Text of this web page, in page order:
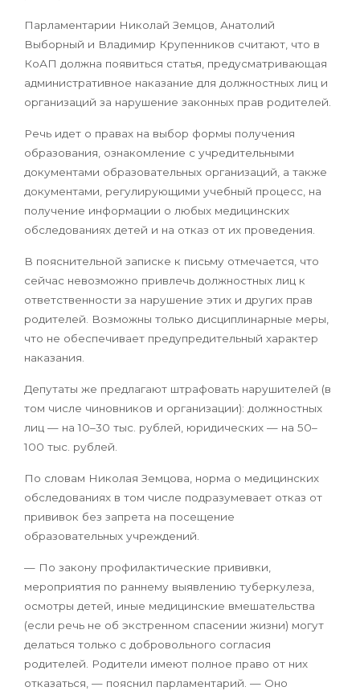
Парламентарии Николай Земцов, Анатолий
Выборный и Владимир Крупенников считают, что в
КоАП должна появиться статья, предусматривающая
административное наказание для должностных лиц и
организаций за нарушение законных прав родителей.
Речь идет о правах на выбор формы получения
образования, ознакомление с учредительными
документами образовательных организаций, а также
документами, регулирующими учебный процесс, на
получение информации о любых медицинских
обследованиях детей и на отказ от их проведения.
В пояснительной записке к письму отмечается, что
сейчас невозможно привлечь должностных лиц к
ответственности за нарушение этих и других прав
родителей. Возможны только дисциплинарные меры,
что не обеспечивает предупредительный характер
наказания.
Депутаты же предлагают штрафовать нарушителей (в
том числе чиновников и организации): должностных
лиц — на 10–30 тыс. рублей, юридических — на 50–
100 тыс. рублей.
По словам Николая Земцова, норма о медицинских
обследованиях в том числе подразумевает отказ от
прививок без запрета на посещение
образовательных учреждений.
— По закону профилактические прививки,
мероприятия по раннему выявлению туберкулеза,
осмотры детей, иные медицинские вмешательства
(если речь не об экстренном спасении жизни) могут
делаться только с добровольного согласия
родителей. Родители имеют полное право от них
отказаться, — пояснил парламентарий. — Оно